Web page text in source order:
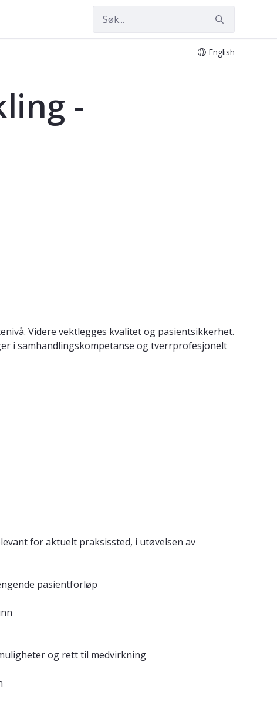
English
-
Videre vektlegges kvalitet og pasientsikkerhet.
i samhandlingskompetanse og tverrprofesjonelt
for aktuelt praksissted, i utøvelsen av
pasientforløp
og rett til medvirkning